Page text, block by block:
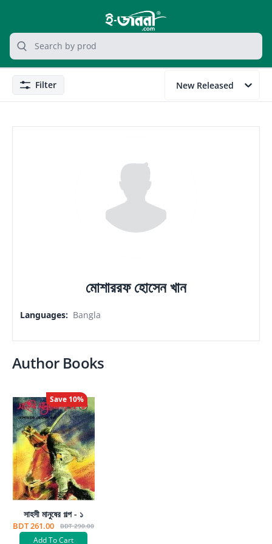
grocery search at header
Search
FilterFilter New Released
মোশাররফ হোসেন খান
Languages: Bangla
Author Books
Save 10%
সাহসী মানুষের গল্প - ১
BDT 261.00 BDT 290.00
Add To Cart